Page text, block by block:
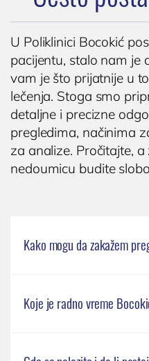
Lekar opšte prakse
Kardiolog
EHO srca
Holter EKG
Dečija kardiologija
NEFROLOGIJA
Gastroenterolog u
Dodirnite za poziv
U Poliklinici Bocokić
pacijentu, stalo nam je
vam je što prijatnije u
lečenja. Stoga smo
detaljne i precizne
pregledima, načinima
za analize. Pročitajte,
nedoumicu budite
Kako mogu da zakažem
018 572-795 ili 061
Koje je radno vreme